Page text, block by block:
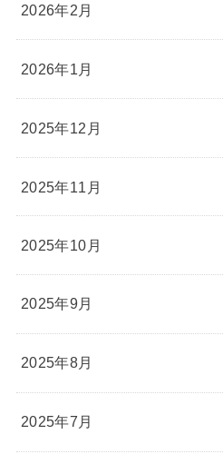
2026年2月
2026年1月
2025年12月
2025年11月
2025年10月
2025年9月
2025年8月
2025年7月